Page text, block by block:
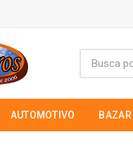
AUTOMOTIVO BAZAR